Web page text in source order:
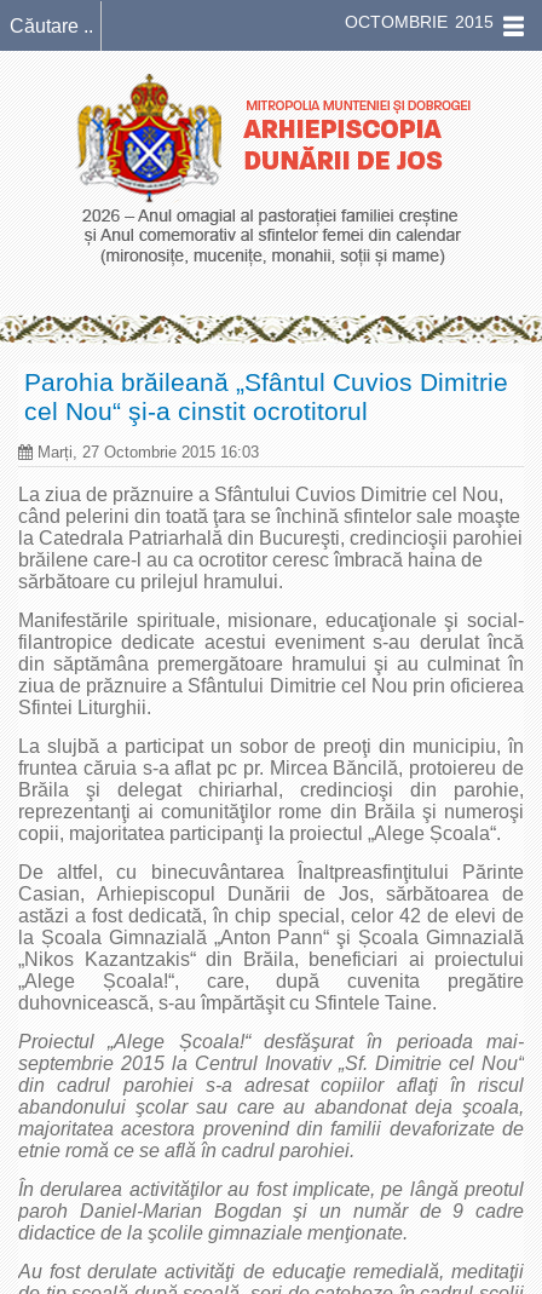
OCTOMBRIE 2015
Parohia brăileană „Sfântul Cuvios Dimitrie
cel Nou“ şi-a cinstit ocrotitorul
Marți, 27 Octombrie 2015 16:03
La ziua de prăznuire a Sfântului Cuvios Dimitrie cel Nou,
când pelerini din toată ţara se închină sfintelor sale moaşte
la Catedrala Patriarhală din Bucureşti, credincioşii parohiei
brăilene care-l au ca ocrotitor ceresc îmbracă haina de
sărbătoare cu prilejul hramului.
Manifestările spirituale, misionare, educaţionale şi social-
filantropice dedicate acestui eveniment s-au derulat încă
din săptămâna premergătoare hramului şi au culminat în
ziua de prăznuire a Sfântului Dimitrie cel Nou prin oficierea
Sfintei Liturghii.
La slujbă a participat un sobor de preoţi din municipiu, în
fruntea căruia s-a aflat pc pr. Mircea Băncilă, protoiereu de
Brăila şi delegat chiriarhal, credincioşi din parohie,
reprezentanţi ai comunităţilor rome din Brăila şi numeroşi
copii, majoritatea participanţi la proiectul „Alege Școala“.
De altfel, cu binecuvântarea Înaltpreasfinţitului Părinte
Casian, Arhiepiscopul Dunării de Jos, sărbătoarea de
astăzi a fost dedicată, în chip special, celor 42 de elevi de
la Școala Gimnazială „Anton Pann“ şi Școala Gimnazială
„Nikos Kazantzakis“ din Brăila, beneficiari ai proiectului
„Alege Școala!“, care, după cuvenita pregătire
duhovnicească, s-au împărtăşit cu Sfintele Taine.
Proiectul „Alege Școala!“ desfăşurat în perioada mai-
septembrie 2015 la Centrul Inovativ „Sf. Dimitrie cel Nou“
din cadrul parohiei s-a adresat copiilor aflaţi în riscul
abandonului şcolar sau care au abandonat deja şcoala,
majoritatea acestora provenind din familii devaforizate de
etnie romă ce se află în cadrul parohiei.
În derularea activităţilor au fost implicate, pe lângă preotul
paroh Daniel-Marian Bogdan şi un număr de 9 cadre
didactice de la şcolile gimnaziale menţionate.
Au fost derulate activităţi de educaţie remedială, meditaţii